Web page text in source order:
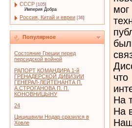
СССР [105]
Империя Добра
Россия, Китай и евреи [36]
Популярное
Состояние Греции перед
персидской войной
РАПОРТ КОМАНДИРА 1-й
ГРЕНАДЕРСКОЙ ДИВИЗИИ
ГЕНЕРАЛ-ЛЕЙТЕНАНТА П.
А.СТРОГАНОВА П. П.
КОНОВНИЦЫНУ
24
Цицишвили Нодар сразился в
Ховле
На
На